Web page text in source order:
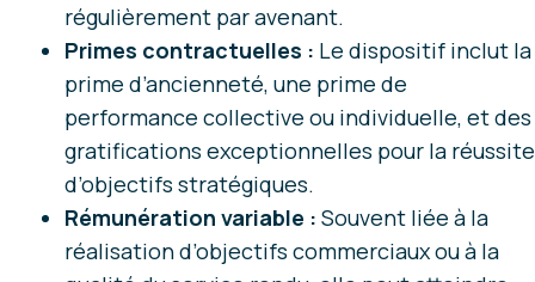
régulièrement par avenant.
Primes contractuelles : Le dispositif inclut la
prime d’ancienneté, une prime de
performance collective ou individuelle, et des
gratifications exceptionnelles pour la réussite
d’objectifs stratégiques.
Rémunération variable : Souvent liée à la
réalisation d’objectifs commerciaux ou à la